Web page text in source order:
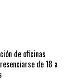
de oficinas
de 18 a